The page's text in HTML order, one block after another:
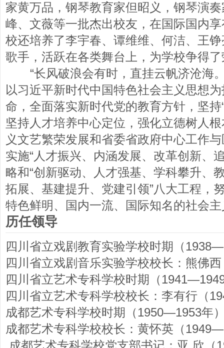
家黄万品，钢琴教育家但昭义，钢琴演
峰、文薇等一批杰出校友，在国际国内
校还培养了李宇春、谭维维、何洁、王
歌手，活跃在各类舞台上，为学校争得
“长风破浪会有时，直挂云帆济沧海
以习近平新时代中国特色社会主义思想
命，全面落实新时代党的教育方针，坚持
坚持人才培养中心定位，强化立德树人
义文艺繁荣发展和省委省政府中心工作
实施“人才振兴、内涵发展、改革创新、
略和“创新驱动、人才强基、学科攀升、
拓展、基建提升、党建引领”八大工程，
特色鲜明、国内一流、国际知名的社会
历任领导
四川省立戏剧教育实验学校时期（
四川省立戏剧音乐实验学校校长：熊佛
四川省立艺术专科学校时期（
四川省立艺术专科学校校长：李有行（
成都艺术专科学校时期（1950—1953年
成都艺术专科学校校长：黄怀英（
成都艺术专科学校党支部书记：亚 欣（